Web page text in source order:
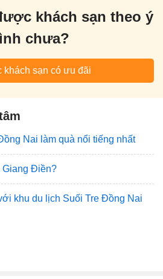
khách sạn theo ý
chưa?
khách sạn có ưu đãi
Nai làm quà nổi tiếng nhất
Giang Điền?
khu du lịch Suối Tre Đồng Nai